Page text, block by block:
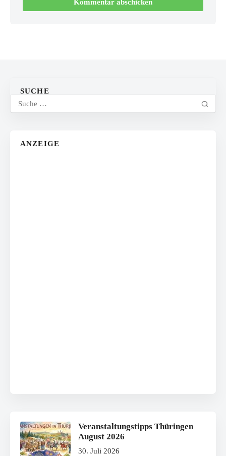
SUCHE
ANZEIGE
Veranstaltungstipps Thüringen
August 2026
30. Juli 2026